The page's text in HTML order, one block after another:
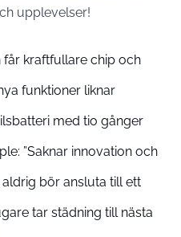
upplevelser!
får kraftfullare chip och
funktioner liknar
med tio gånger
”Saknar innovation och
bör ansluta till ett
tar städning till nästa